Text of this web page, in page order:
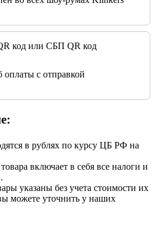
код или СБП QR код
с отправкой
в рублях по курсу ЦБ РФ на
включает в себя все налоги и
указаны без учета стоимости их
можете уточнить у наших